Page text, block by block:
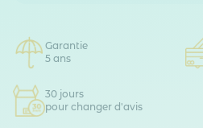
Garantie
5 ans
30 jours
pour changer d'avis